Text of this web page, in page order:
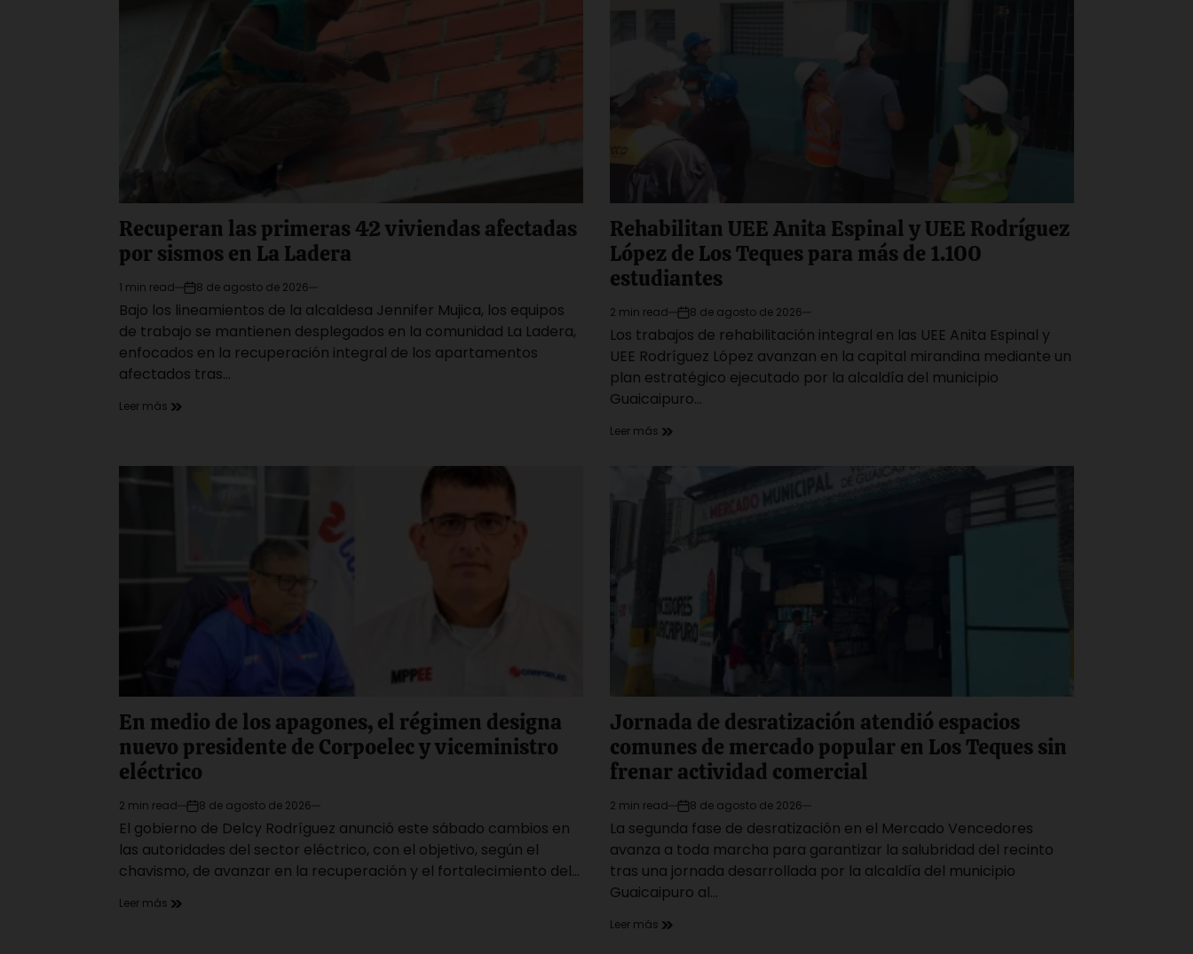
Recuperan las primeras 42 viviendas afectadas
por sismos en La Ladera
Estimated
read
time
1 min read on8 de agosto de 2026
Bajo los lineamientos de la alcaldesa Jennifer Mujica, los equipos
de trabajo se mantienen desplegados en la comunidad La Ladera,
enfocados en la recuperación integral de los apartamentos
afectados tras…
Leer más
Rehabilitan UEE Anita Espinal y UEE Rodríguez
López de Los Teques para más de 1.100
estudiantes
Estimated
read
time
2 min read on8 de agosto de 2026
Los trabajos de rehabilitación integral en las UEE Anita Espinal y
UEE Rodríguez López avanzan en la capital mirandina mediante un
plan estratégico ejecutado por la alcaldía del municipio
Guaicaipuro…
Leer más
En medio de los apagones, el régimen designa
nuevo presidente de Corpoelec y viceministro
eléctrico
Estimated
read
time
2 min read on8 de agosto de 2026
El gobierno de Delcy Rodríguez anunció este sábado cambios en
las autoridades del sector eléctrico, con el objetivo, según el
chavismo, de avanzar en la recuperación y el fortalecimiento del…
Leer más
Jornada de desratización atendió espacios
comunes de mercado popular en Los Teques sin
frenar actividad comercial
Estimated
read
time
2 min read on8 de agosto de 2026
La segunda fase de desratización en el Mercado Vencedores
avanza a toda marcha para garantizar la salubridad del recinto
tras una jornada desarrollada por la alcaldía del municipio
Guaicaipuro al…
Leer más